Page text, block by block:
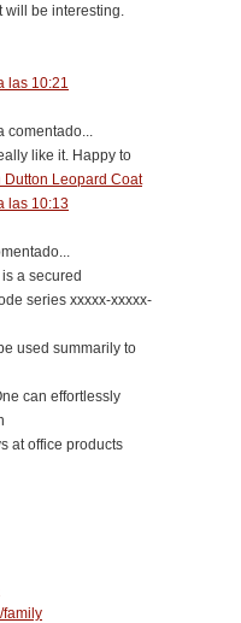
will be interesting.
las 10:21
comentado...
like it. Happy to
Dutton Leopard Coat
las 10:13
a secured
series xxxxx-xxxxx-
used summarily to
can effortlessly
at office products
family